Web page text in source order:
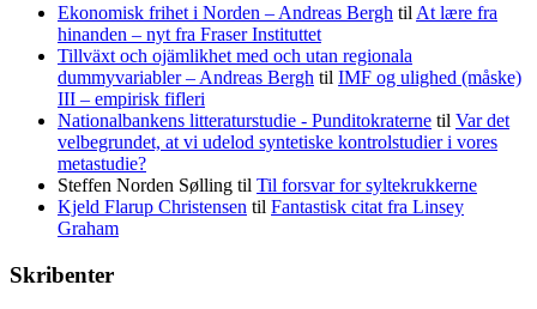
Ekonomisk frihet i Norden – Andreas Bergh til At lære fra
hinanden – nyt fra Fraser Instituttet
Tillväxt och ojämlikhet med och utan regionala
dummyvariabler – Andreas Bergh til IMF og ulighed (måske)
III – empirisk fifleri
Nationalbankens litteraturstudie - Punditokraterne til Var det
velbegrundet, at vi udelod syntetiske kontrolstudier i vores
metastudie?
Steffen Norden Sølling til Til forsvar for syltekrukkerne
Kjeld Flarup Christensen til Fantastisk citat fra Linsey
Graham
Skribenter